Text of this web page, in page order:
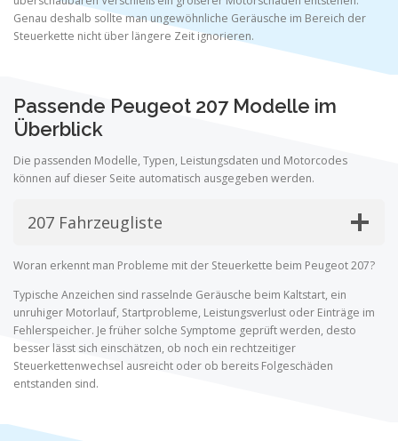
Genau deshalb sollte man ungewöhnliche Geräusche im Bereich der
Steuerkette nicht über längere Zeit ignorieren.
Passende Peugeot 207 Modelle im
Überblick
Die passenden Modelle, Typen, Leistungsdaten und Motorcodes
können auf dieser Seite automatisch ausgegeben werden.
207 Fahrzeugliste
Woran erkennt man Probleme mit der Steuerkette beim Peugeot 207?
Typische Anzeichen sind rasselnde Geräusche beim Kaltstart, ein
unruhiger Motorlauf, Startprobleme, Leistungsverlust oder Einträge im
Fehlerspeicher. Je früher solche Symptome geprüft werden, desto
besser lässt sich einschätzen, ob noch ein rechtzeitiger
Steuerkettenwechsel ausreicht oder ob bereits Folgeschäden
entstanden sind.